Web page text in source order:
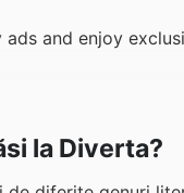
and enjoy
la Diverta?